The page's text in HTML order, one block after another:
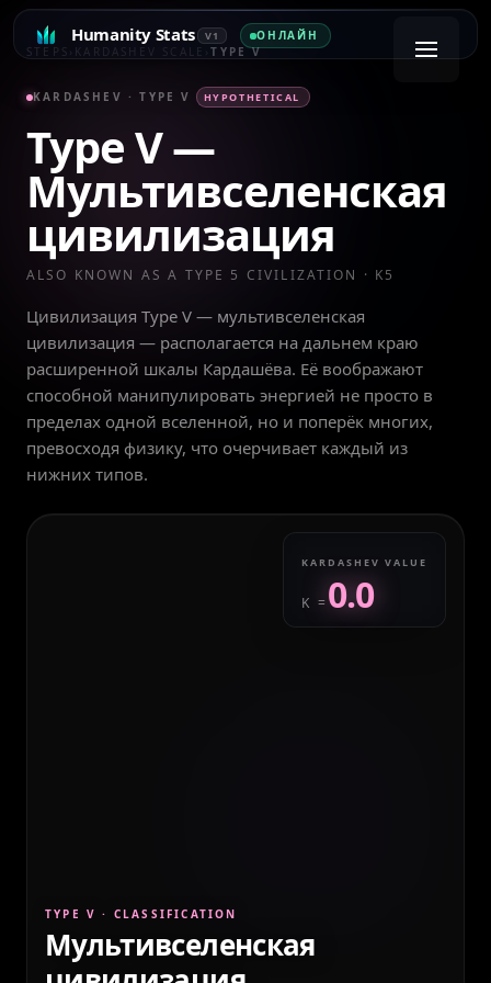
Humanity Stats V1
ОНЛАЙН
STEPS KARDASHEV SCALE ›TYPE V
KARDASHEV ·TYPE V HYPOTHETICAL
Type V—
Мультивселенская
цивилизация
ALSO KNOWN AS A TYPE 5 CIVILIZATION · K5
Цивилизация Type V — мультивселенская
цивилизация — располагается на дальнем краю
расширенной шкалы Кардашёва. Её воображают
способной манипулировать энергией не просто в
пределах одной вселенной, но и поперёк многих,
превосходя физику, что очерчивает каждый из
нижних типов.
KARDASHEV VALUE
K = 0.0
TYPE V · CLASSIFICATION
Мультивселенская